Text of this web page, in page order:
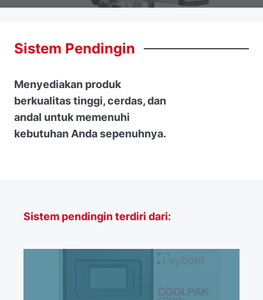
Sistem Pendingin
Menyediakan produk
berkualitas tinggi, cerdas, dan
andal untuk memenuhi
kebutuhan Anda sepenuhnya.
Sistem pendingin terdiri dari: